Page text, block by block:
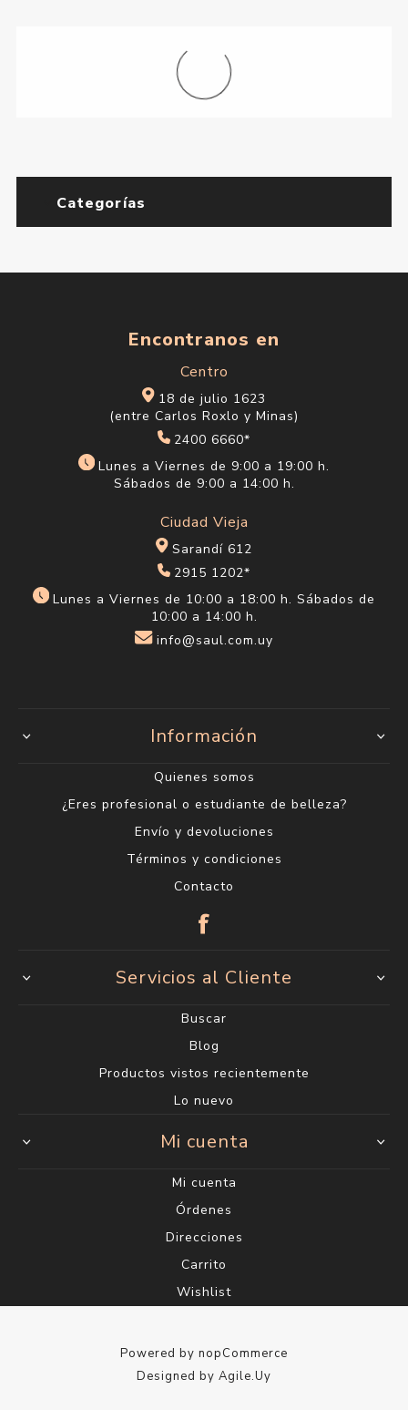
Categorías
Encontranos en
Centro
18 de julio 1623
(entre Carlos Roxlo y Minas)
2400 6660*
Lunes a Viernes de 9:00 a 19:00 h.
Sábados de 9:00 a 14:00 h.
Ciudad Vieja
Sarandí 612
2915 1202*
Lunes a Viernes de 10:00 a 18:00 h. Sábados de
10:00 a 14:00 h.
info@saul.com.uy
Información
Quienes somos
¿Eres profesional o estudiante de belleza?
Envío y devoluciones
Términos y condiciones
Contacto
Servicios al Cliente
Buscar
Blog
Productos vistos recientemente
Lo nuevo
Mi cuenta
Mi cuenta
Órdenes
Direcciones
Carrito
Wishlist
Powered by nopCommerce
Designed by Agile.Uy